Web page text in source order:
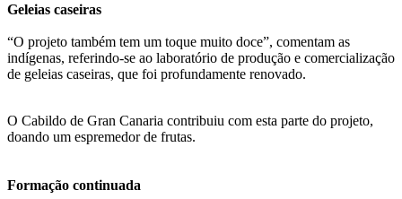
Geleias caseiras
“O projeto também tem um toque muito doce”, comentam as
indígenas, referindo-se ao laboratório de produção e comercialização
de geleias caseiras, que foi profundamente renovado.
O Cabildo de Gran Canaria contribuiu com esta parte do projeto,
doando um espremedor de frutas.
Formação continuada